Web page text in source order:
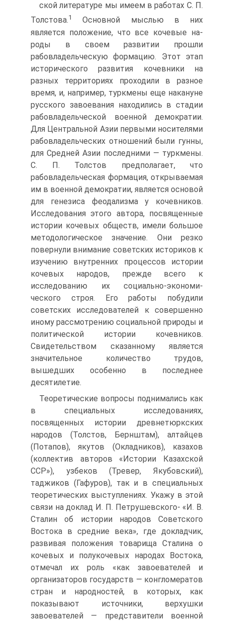
ской литературе мы имеем в работах С. П.
Толстова.1
Основ­ной мыслью в них
является положение, что все кочевые на­
роды в своем развитии прошли
рабовладельческую форма­цию. Этот этап
исторического развития кочевники на
разных территориях проходили в разное
время, и, например, туркме­ны еще накануне
русского завоевания находились в стадии
рабовладельческой военной демократии.
Для Центральной Азии первыми носителями
рабовладельческих отношений были гунны,
для Средней Азии последними — туркмены.
С. П. Тол­стов предполагает, что
рабовладельческая формация, откры­ваемая
им в военной демократии, является основой
для гене­зиса феодализма у кочевников.
Исследования этого автора, по­священные
истории кочевых обществ, имели большое
методо­логическое значение. Они резко
повернули внимание советских историков к
изучению внутренних процессов истории
кочевых народов, прежде всего к
исследованию их социально-экономи­
ческого строя. Его работы побудили
советских исследователей к совершенно
иному рассмотрению социальной природы и
по­литической истории кочевников.
Свидетельством сказанному является
значительное количество трудов,
вышедших осо­бенно в последнее
десятилетие.
Теоретические вопросы поднимались как
в специальных исследованиях,
посвященных истории древнетюркских
наро­дов (Толстов, Бернштам), алтайцев
(Потапов), якутов (Оклад­ников), казахов
(коллектив авторов «Истории Казахской
ССР»), узбеков (Тревер, Якубовский),
таджиков (Гафуров), так и в специальных
теоретических выступлениях. Укажу в этой
связи на доклад И. П. Петрушевского- «И. В.
Сталин об истории народов Советского
Востока в средние века», где докладчик,
развивая положения товарища Сталина о
кочевых и полукочевых народах Востока,
отмечал их роль «как за­воевателей и
организаторов государств — конгломератов
стран и народностей, в которых, как
показывают источники, верхушки
завоевателей — представители военной